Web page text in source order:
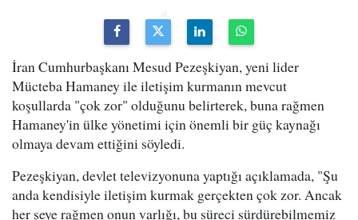
İran Cumhurbaşkanı Mesud Pezeşkiyan, yeni lider
Mücteba Hamaney ile iletişim kurmanın mevcut
koşullarda "çok zor" olduğunu belirterek, buna rağmen
Hamaney'in ülke yönetimi için önemli bir güç kaynağı
olmaya devam ettiğini söyledi.
Pezeşkiyan, devlet televizyonuna yaptığı açıklamada, "Şu
anda kendisiyle iletişim kurmak gerçekten çok zor. Ancak
her şeye rağmen onun varlığı, bu süreci sürdürebilmemiz